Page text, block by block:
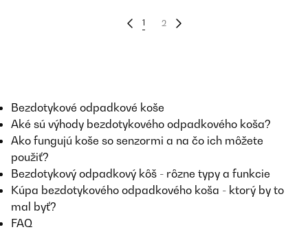
1 2
Bezdotykové odpadkové koše
Aké sú výhody bezdotykového odpadkového koša?
Ako fungujú koše so senzormi a na čo ich môžete
použiť?
Bezdotykový odpadkový kôš - rôzne typy a funkcie
Kúpa bezdotykového odpadkového koša - ktorý by to
mal byť?
FAQ